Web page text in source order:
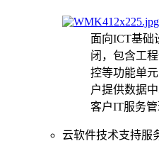
面向ICT基础
闭，包含工
控等功能单
户提供数据
客户IT服务管
云软件技术支持服